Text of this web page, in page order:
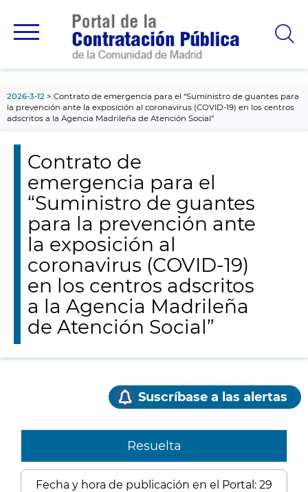
principal
2026-3-12
Contrato de emergencia para el “Suministro de guantes para
la prevención ante la exposición al coronavirus (COVID-19) en los centros
adscritos a la Agencia Madrileña de Atención Social”
Contrato de
emergencia para el
“Suministro de guantes
para la prevención ante
la exposición al
coronavirus (COVID-19)
en los centros adscritos
a la Agencia Madrileña
de Atención Social”
Suscríbase a las alertas
Resuelta
Fecha y hora de publicación en el Portal: 29